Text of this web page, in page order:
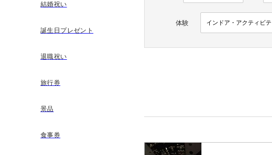
結婚祝い
誕生日プレゼント
退職祝い
旅行券
景品
食事券
体験